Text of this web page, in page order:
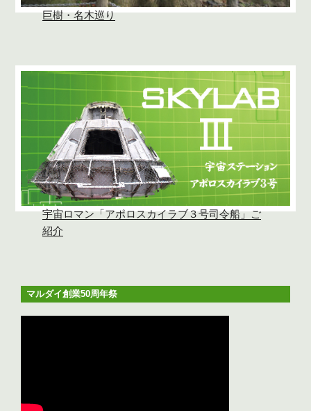
巨樹・名木巡り
宇宙ロマン「アポロスカイラブ３号司令船」ご
紹介
マルダイ創業50周年祭